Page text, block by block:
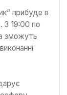
прибуде в
З 19:00 по
зможуть